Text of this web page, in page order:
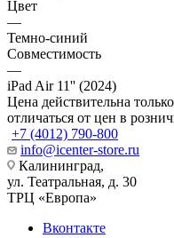
Цвет
—
Темно-синий
Совместимость
—
iPad Air 11'' (2024)
Цена действительна
отличаться от цен в
+7 (4012) 790-800
info@icenter-store.ru
Калининград,
ул. Театральная, д. 30
ТРЦ «Европа»
Вконтакте